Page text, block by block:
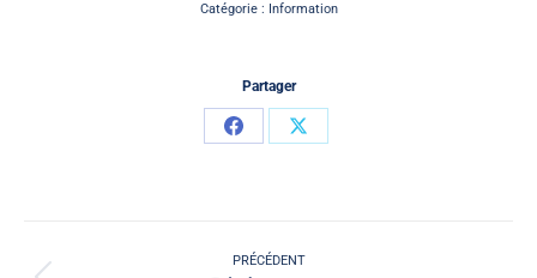
Catégorie : Information
Partager
PartagerPartager
article
PRÉCÉDENT